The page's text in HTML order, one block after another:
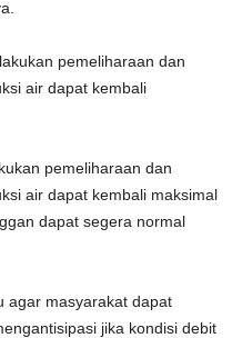
pemeliharaan dan
air dapat kembali
pemeliharaan dan
air dapat kembali maksimal
dapat segera normal
agar masyarakat dapat
jika kondisi debit